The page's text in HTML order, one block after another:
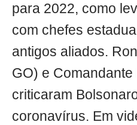
para 2022, como
com chefes
antigos aliados.
GO) e
criticaram
coronavírus. Em